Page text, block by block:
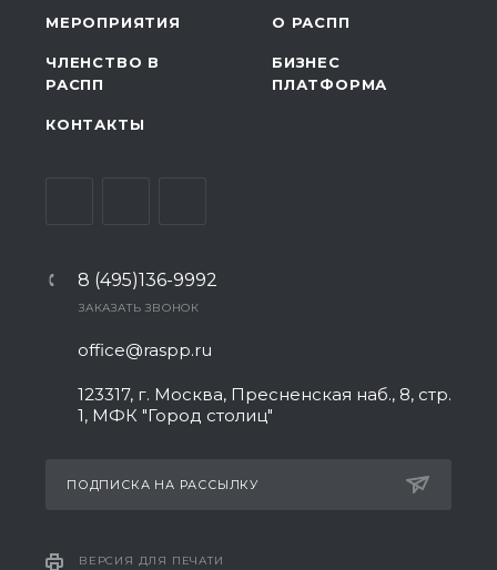
МЕРОПРИЯТИЯ О РАСПП
ЧЛЕНСТВО В
РАСПП
БИЗНЕС
ПЛАТФОРМА
КОНТАКТЫ
8 (495)136-9992
ЗАКАЗАТЬ ЗВОНОК
office@raspp.ru
123317, г. Москва, Пресненская наб., 8, стр.
1, МФК "Город столиц"
ПОДПИСКА НА РАССЫЛКУ
ВЕРСИЯ ДЛЯ ПЕЧАТИ